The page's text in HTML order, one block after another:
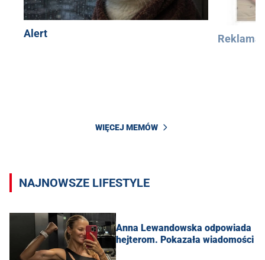
Alert Reklama
WIĘCEJ MEMÓW
NAJNOWSZE LIFESTYLE
Anna Lewandowska odpowiada
hejterom. Pokazała wiadomości